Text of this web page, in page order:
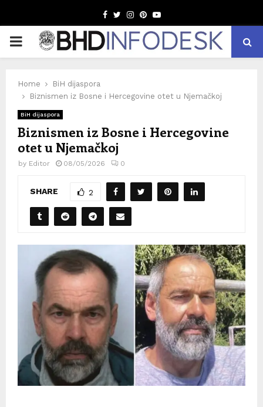
Facebook
TwitterInstagram
Pinterest
Youtube
PRIMARY
Home
BiH dijaspora
Biznismen iz Bosne i Hercegovine otet u Njemačkoj
BiH dijaspora
Biznismen iz Bosne i Hercegovine
otet u Njemačkoj
by Editor 08/05/2026 0
SHARE 2